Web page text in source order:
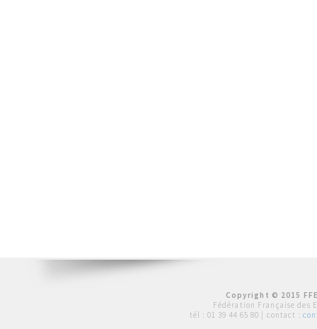
Copyright © 2015
Fédération Française des
tél : 01 39 44 65 80 | contact :